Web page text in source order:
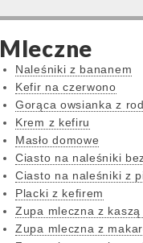
Mleczne
Naleśniki z bananem
Kefir na czerwono
Gorąca owsianka z
Krem z kefiru
Masło domowe
Ciasto na naleśniki
Ciasto na naleśniki z
Placki z kefirem
Zupa mleczna z
Zupa mleczna z